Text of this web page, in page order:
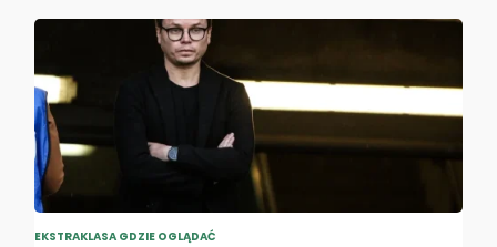
EKSTRAKLASA GDZIE OGLĄDAĆ